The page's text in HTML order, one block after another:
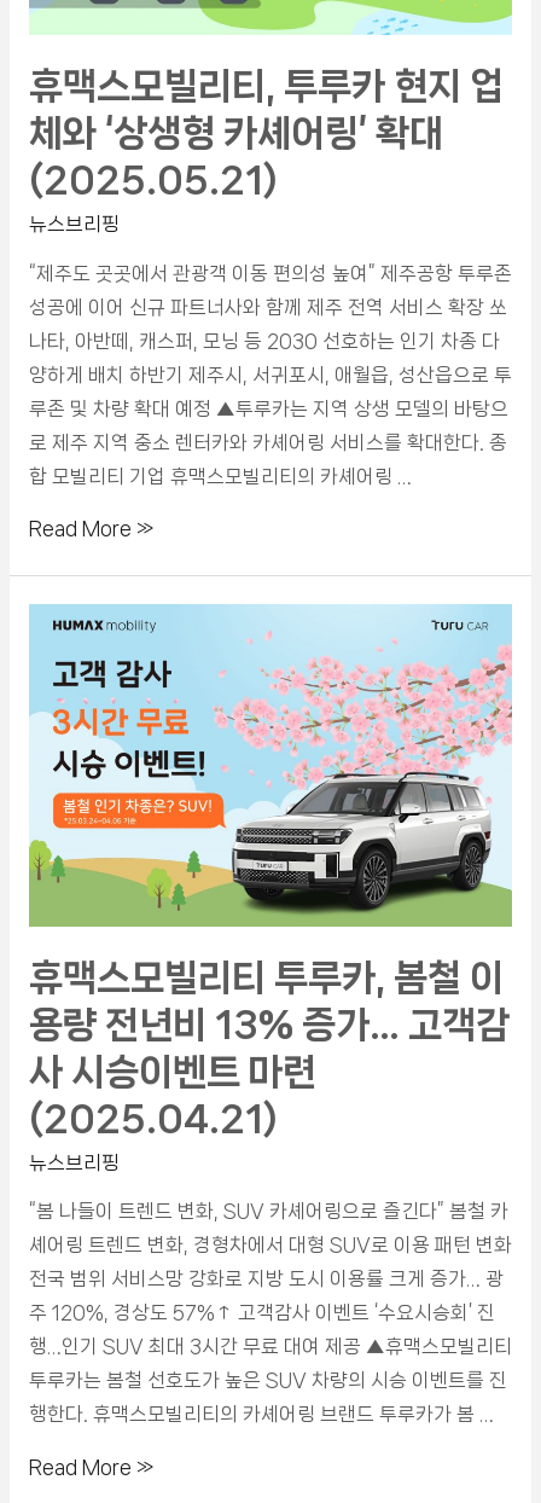
휴맥스모빌리티, 투루카 현지 업
체와 ‘상생형 카셰어링’ 확대
(2025.05.21)
뉴스브리핑
“제주도 곳곳에서 관광객 이동 편의성 높여” 제주공항 투루존
성공에 이어 신규 파트너사와 함께 제주 전역 서비스 확장 쏘
나타, 아반떼, 캐스퍼, 모닝 등 2030 선호하는 인기 차종 다
양하게 배치 하반기 제주시, 서귀포시, 애월읍, 성산읍으로 투
루존 및 차량 확대 예정 ▲투루카는 지역 상생 모델의 바탕으
로 제주 지역 중소 렌터카와 카셰어링 서비스를 확대한다. 종
합 모빌리티 기업 휴맥스모빌리티의 카셰어링 …
Read More »
휴맥스모빌리티 투루카, 봄철 이
용량 전년비 13% 증가… 고객감
사 시승이벤트 마련
(2025.04.21)
뉴스브리핑
“봄 나들이 트렌드 변화, SUV 카셰어링으로 즐긴다” 봄철 카
셰어링 트렌드 변화, 경형차에서 대형 SUV로 이용 패턴 변화
전국 범위 서비스망 강화로 지방 도시 이용률 크게 증가… 광
주 120%, 경상도 57%↑ 고객감사 이벤트 ‘수요시승회’ 진
행…인기 SUV 최대 3시간 무료 대여 제공 ▲휴맥스모빌리티
투루카는 봄철 선호도가 높은 SUV 차량의 시승 이벤트를 진
행한다. 휴맥스모빌리티의 카셰어링 브랜드 투루카가 봄 …
Read More »